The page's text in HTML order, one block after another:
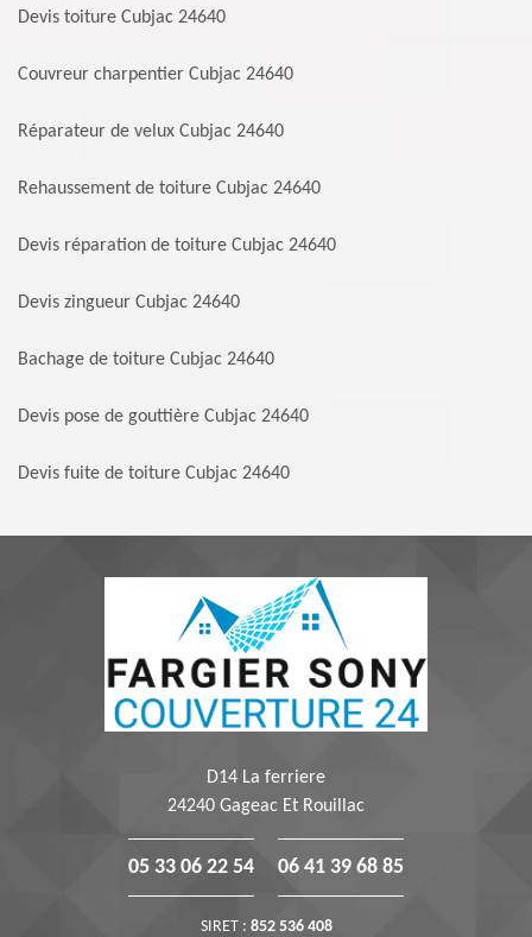
Devis toiture Cubjac 24640
Couvreur charpentier Cubjac 24640
Réparateur de velux Cubjac 24640
Rehaussement de toiture Cubjac 24640
Devis réparation de toiture Cubjac 24640
Devis zingueur Cubjac 24640
Bachage de toiture Cubjac 24640
Devis pose de gouttière Cubjac 24640
Devis fuite de toiture Cubjac 24640
D14 La ferriere
24240 Gageac Et Rouillac
05 33 06 22 54 06 41 39 68 85
SIRET : 852 536 408